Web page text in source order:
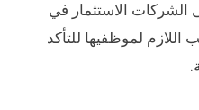
الشركات الاستثمار في
اللازم لموظفيها للتأكد